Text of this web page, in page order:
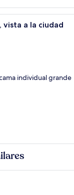
Un
a la ciudad
individual grande
Marta